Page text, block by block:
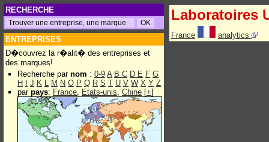
RECHERCHE
ENTREPRISES
D�couvrez la r�alit� des entreprises et
des marques!
Recherche par nom : 0-9 A B C D E F G
H
J K L M N O P Q R S T U V W X Y Z
par pays: France, Etats-unis, Chine [+]
Laboratoires
France analytics